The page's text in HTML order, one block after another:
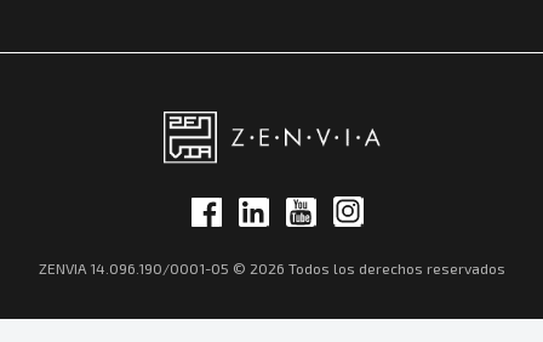
ZENVIA 14.096.190/0001-05 © 2026 Todos los derechos reservados